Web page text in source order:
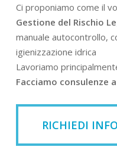
Ci proponiamo come il
Gestione del Rischio
manuale autocontrollo,
igienizzazione idrica
Lavoriamo
Facciamo consulenze
RICHIEDI